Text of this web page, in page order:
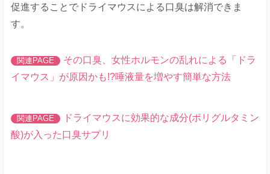
促進することでドライマウスによる口臭は解消できま
す。
その口臭、女性ホルモンの乱れによる「ドラ
イマウス」が原因かも!?唾液量を増やす簡単な方法
ドライマウスに効果的な成分(ポリグルタミン
酸)が入った口臭サプリ